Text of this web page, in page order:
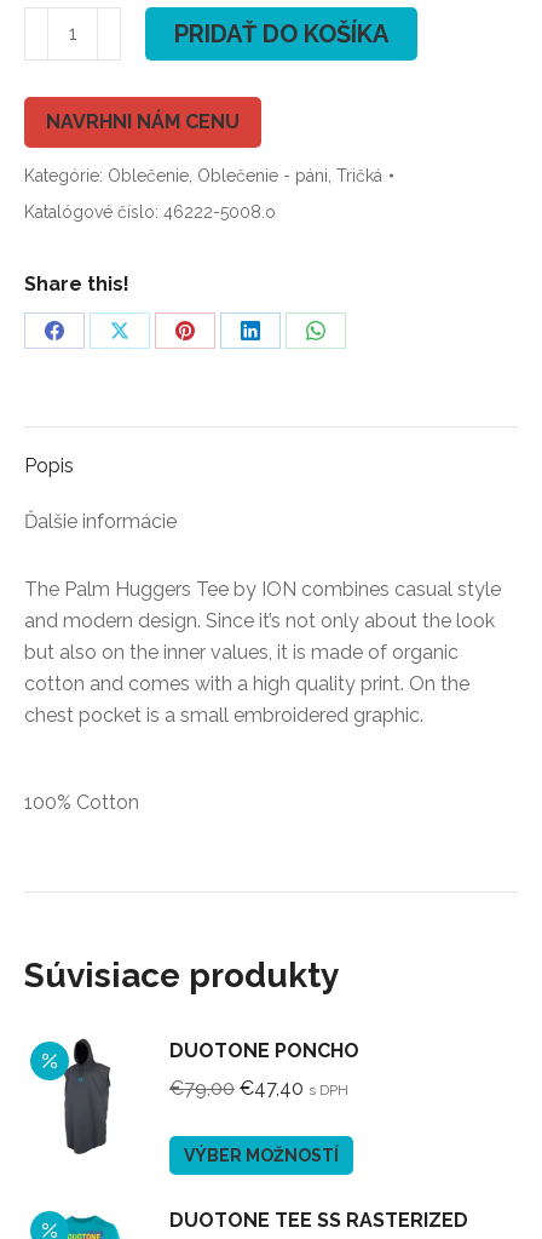
Shirt
Palm
Huggers
Shortsleeve
PRIDAŤ DO KOŠÍKA
NAVRHNI NÁM CENU
Kategórie: Oblečenie Oblečenie - páni Tričká
Katalógové číslo: 46222-5008.o
Share this!
Share
Share
Share
Share
Share
Popis
Ďalšie informácie
The Palm Huggers Tee by ION combines casual style
and modern design. Since it’s not only about the look
but also on the inner values, it is made of organic
cotton and comes with a high quality print. On the
chest pocket is a small embroidered graphic.
100% Cotton
Súvisiace produkty
DUOTONE PONCHO
€79,00 Pôvodná
bola:
€79,00.
€47,40 Aktuálna
je:
€47,40.
s DPH
VÝBER MOŽNOSTÍ
má
DUOTONE TEE SS RASTERIZED